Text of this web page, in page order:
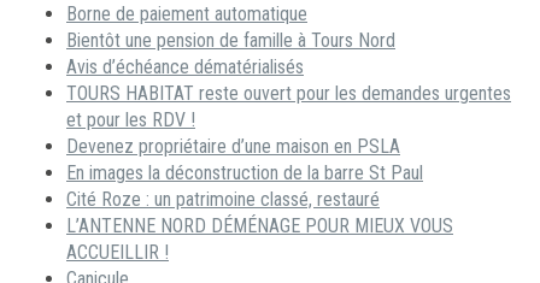
Borne de paiement automatique
Bientôt une pension de famille à Tours Nord
Avis d’échéance dématérialisés
TOURS HABITAT reste ouvert pour les demandes urgentes
et pour les RDV !
Devenez propriétaire d’une maison en PSLA
En images la déconstruction de la barre St Paul
Cité Roze : un patrimoine classé, restauré
L’ANTENNE NORD DÉMÉNAGE POUR MIEUX VOUS
ACCUEILLIR !
Canicule